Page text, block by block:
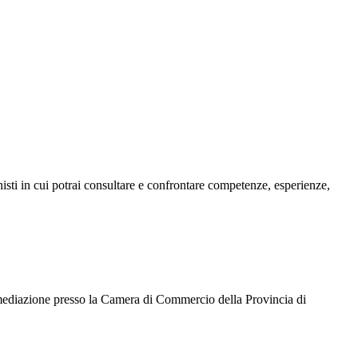
in cui potrai consultare e confrontare competenze, esperienze,
presso la Camera di Commercio della Provincia di